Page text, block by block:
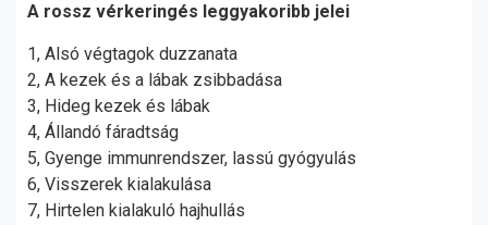
A rossz vérkeringés leggyakoribb jelei
1, Alsó végtagok duzzanata
2, A kezek és a lábak zsibbadása
3, Hideg kezek és lábak
4, Állandó fáradtság
5, Gyenge immunrendszer, lassú gyógyulás
6, Visszerek kialakulása
7, Hirtelen kialakuló hajhullás